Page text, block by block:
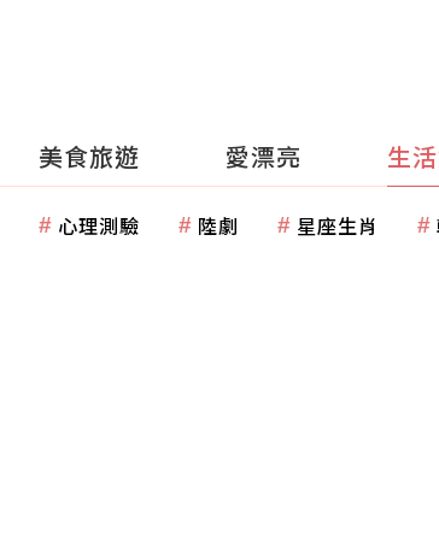
美食旅遊 愛漂亮 生
心理測驗 陸劇 星座生肖